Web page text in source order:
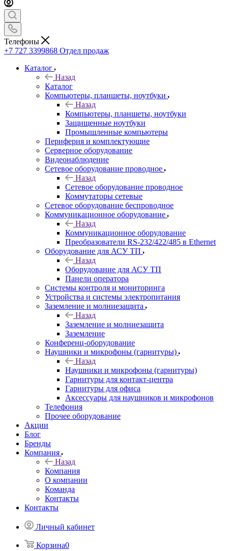
Телефоны
+7 727 3399868 Отдел продаж
Каталог
Назад
Каталог
Компьютеры, планшеты, ноутбуки
Назад
Компьютеры, планшеты, ноутбуки
Защищенные ноутбуки
Промышленные компьютеры
Периферия и комплектующие
Серверное оборудование
Видеонаблюдение
Сетевое оборудование проводное
Назад
Сетевое оборудование проводное
Коммутаторы сетевые
Сетевое оборудование беспроводное
Коммуникационное оборудование
Назад
Коммуникационное оборудование
Преобразователи RS-232/422/485 в Ethernet
Оборудование для АСУ ТП
Назад
Оборудование для АСУ ТП
Панели оператора
Системы контроля и мониторинга
Устройства и системы электропитания
Заземление и молниезащита
Назад
Заземление и молниезащита
Заземление
Конференц-оборудование
Наушники и микрофоны (гарнитуры)
Назад
Наушники и микрофоны (гарнитуры)
Гарнитуры для контакт-центра
Гарнитуры для офиса
Аксессуары для наушников и микрофонов
Телефония
Прочее оборудование
Акции
Блог
Бренды
Компания
Назад
Компания
О компании
Команда
Контакты
Контакты
Личный кабинет
Корзина0